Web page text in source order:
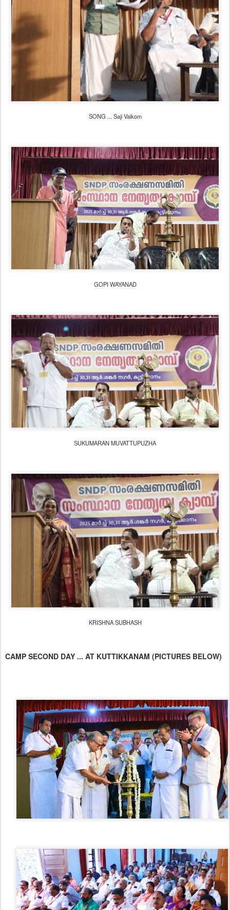
SONG ... Saji Vaikom
GOPI WAYANAD
SUKUMARAN MUVATTUPUZHA
KRISHNA SUBHASH
CAMP SECOND DAY ... AT KUTTIKKANAM (PICTURES BELOW)